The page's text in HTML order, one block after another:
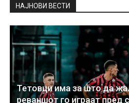
НAЈНОВИ ВЕСТИ
Тетовци има за што да
реваншот го играат пред